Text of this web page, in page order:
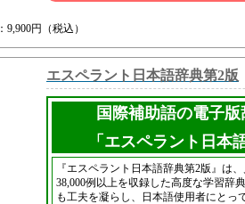
：9,900円（税込）
エスペラント日本語辞典第2版
国際補助語の電子
「エスペラント日
『エスペラント日本語辞典第2版』は
38,000例以上を収録した高度な学習辞
も工夫を凝らし、日本語使用者にとっ